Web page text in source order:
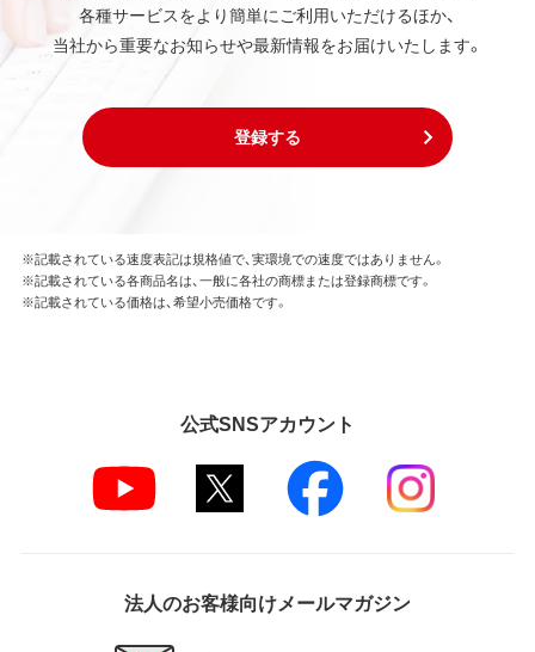
各種サービスをより簡単にご利用いただけるほか、
当社から重要なお知らせや最新情報をお届けいたします。
登録する
※記載されている速度表記は規格値で、実環境での速度ではありません。
※記載されている各商品名は、一般に各社の商標または登録商標です。
※記載されている価格は、希望小売価格です。
公式SNSアカウント
法人のお客様向けメールマガジン